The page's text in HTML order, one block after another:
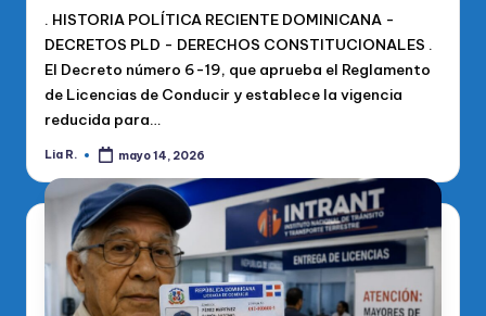
. HISTORIA POLÍTICA RECIENTE DOMINICANA -
DECRETOS PLD - DERECHOS CONSTITUCIONALES .
El Decreto número 6-19, que aprueba el Reglamento
de Licencias de Conducir y establece la vigencia
reducida para…
Publicado
Lia R. mayo 14, 2026